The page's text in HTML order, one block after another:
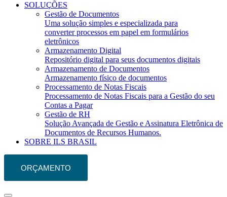
SOLUÇÕES
Gestão de Documentos
Uma solução simples e especializada para
converter processos em papel em formulários
eletrônicos
Armazenamento Digital
Repositório digital para seus documentos digitais
Armazenamento de Documentos
Armazenamento físico de documentos
Processamento de Notas Fiscais
Processamento de Notas Fiscais para a Gestão do seu
Contas a Pagar
Gestão de RH
Solução Avançada de Gestão e Assinatura Eletrônica de
Documentos de Recursos Humanos.
SOBRE ILS BRASIL
ORÇAMENTO